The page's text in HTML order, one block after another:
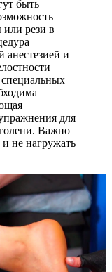
быть
рези в
анестезией и
для
Важно
и не нагружать